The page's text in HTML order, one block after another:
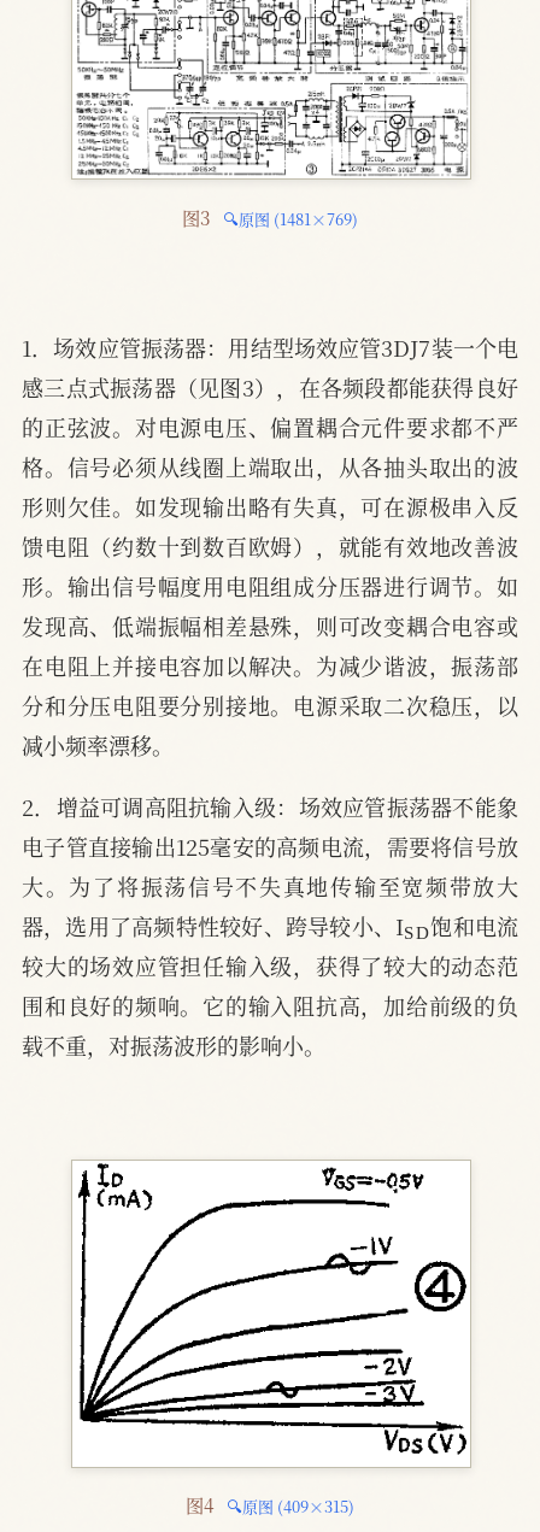
图3 🔍原图 (1481×769)
1．场效应管振荡器：用结型场效应管3DJ7装一个电
感三点式振荡器（见图3），在各频段都能获得良好
的正弦波。对电源电压、偏置耦合元件要求都不严
格。信号必须从线圈上端取出，从各抽头取出的波
形则欠佳。如发现输出略有失真，可在源极串入反
馈电阻（约数十到数百欧姆），就能有效地改善波
形。输出信号幅度用电阻组成分压器进行调节。如
发现高、低端振幅相差悬殊，则可改变耦合电容或
在电阻上并接电容加以解决。为减少谐波，振荡部
分和分压电阻要分别接地。电源采取二次稳压，以
减小频率漂移。
2．增益可调高阻抗输入级：场效应管振荡器不能象
电子管直接输出125毫安的高频电流，需要将信号放
大。为了将振荡信号不失真地传输至宽频带放大
器，选用了高频特性较好、跨导较小、ISD饱和电流
较大的场效应管担任输入级，获得了较大的动态范
围和良好的频响。它的输入阻抗高，加给前级的负
载不重，对振荡波形的影响小。
图4 🔍原图 (409×315)